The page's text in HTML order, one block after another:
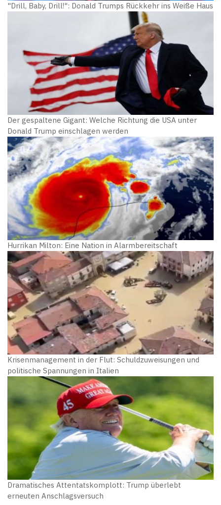
"Drill, Baby, Drill!": Donald Trumps Rückkehr ins Weiße Haus
Der gespaltene Gigant: Welche Richtung die USA unter
Donald Trump einschlagen werden
Hurrikan Milton: Eine Nation in Alarmbereitschaft
Krisenmanagement in der Flut: Schuldzuweisungen und
politische Spannungen in Italien
Dramatisches Attentatskomplott: Trump überlebt
erneuten Anschlagsversuch